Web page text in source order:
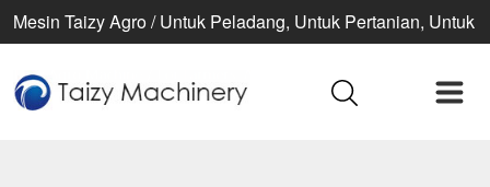
Mesin Taizy Agro / Untuk Peladang, Untuk Pertanian, Untuk